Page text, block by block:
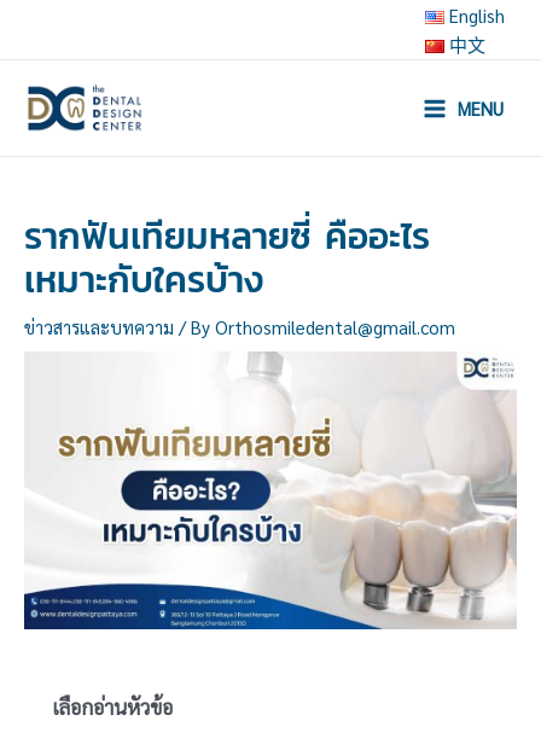
English
中文
MENU
รากฟันเทียมหลายซี่ คืออะไร
เหมาะกับใครบ้าง
ข่าวสารและบทความ / By Orthosmiledental@gmail.com
เลือกอ่านหัวข้อ